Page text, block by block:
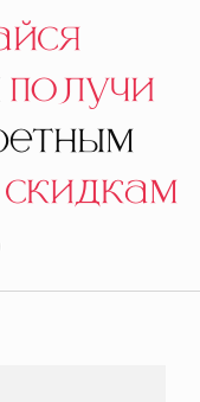
получи
скидкам